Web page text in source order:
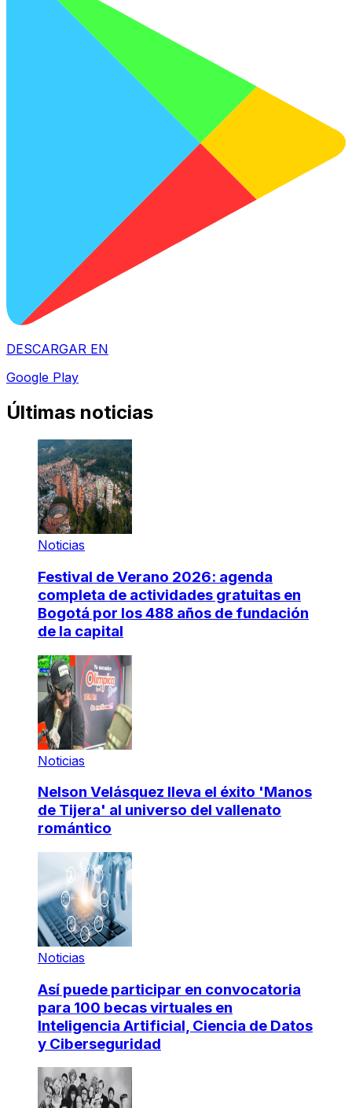
DESCARGAR EN
Google Play
Últimas noticias
Noticias
Festival de Verano 2026: agenda
completa de actividades gratuitas en
Bogotá por los 488 años de fundación
de la capital
Noticias
Nelson Velásquez lleva el éxito 'Manos
de Tijera' al universo del vallenato
romántico
Noticias
Así puede participar en convocatoria
para 100 becas virtuales en
Inteligencia Artificial, Ciencia de Datos
y Ciberseguridad